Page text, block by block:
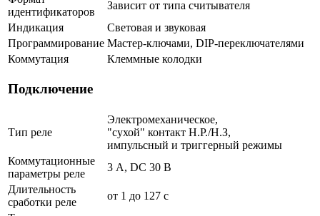
идентификаторов
Зависит от типа считывателя
Индикация
Световая и звуковая
Программирование Мастер-ключами, DIP-переключателями
Коммутация
Клеммные колодки
Подключение
Тип реле
Электромеханическое,
"сухой" контакт Н.Р./Н.З,
импульсный и триггерный режимы
Коммутационные
параметры реле
3 А, DC 30 В
Длительность
сработки реле
от 1 до 127 с